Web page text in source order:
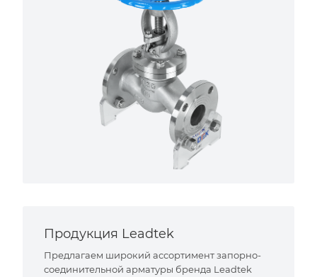
Продукция Leadtek
Предлагаем широкий ассортимент запорно-
соединительной арматуры бренда Leadtek